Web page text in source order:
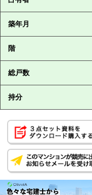
築年月
階
総戸数
持分